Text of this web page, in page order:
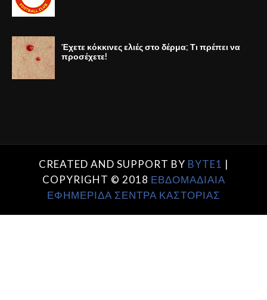
Έχετε κόκκινες ελιές στο δέρμα; Τι πρέπει να
προσέχετε!
CREATED AND SUPPORT BY BYTE1 |
COPYRIGHT © 2018 ΕΒΔΟΜΑΔΙΑΙΑ
ΕΦΗΜΕΡΙΔΑ ΣΕΝΤΡΑ ΚΑΣΤΟΡΙΑΣ